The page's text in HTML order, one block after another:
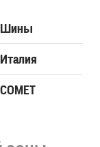
Шины
Италия
COMET